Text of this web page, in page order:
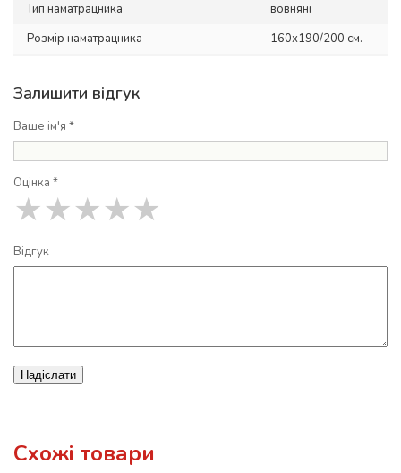
Тип наматрацника
вовняні
Розмір наматрацника
160х190/200 см.
Залишити відгук
Ваше ім'я *
Оцінка *
★
★
★
★
★
Відгук
Надіслати
Схожі товари